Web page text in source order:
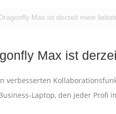
Max ist derzeit mein
Max ist
verbesserten
Laptop, den jeder